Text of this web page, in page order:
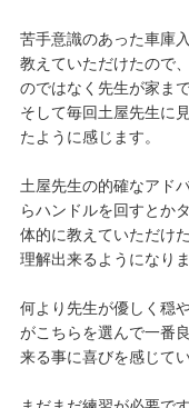
苦手意識のあった車庫
教えていただけたので
のではなく先生が家ま
そして毎回土屋先生に
たように感じます。
土屋先生の的確なアド
らハンドルを回すとか
体的に教えていただけ
理解出来るようになりま
何より先生が優しく穏
がこちらを選んで一番
来る事に喜びを感じて